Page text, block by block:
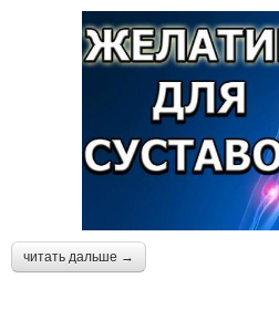
читать дальше →